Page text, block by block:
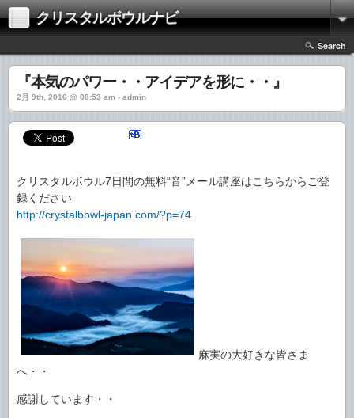
クリスタルボウルナビ
Search
『本気のパワー・・アイデアを形に・・』
2月 9th, 2016 @ 08:53 am › admin
クリスタルボウル7日間の無料“音”メール講座はこちらからご登
録ください
http://crystalbowl-japan.com/?p=74
麻実の大好きな皆さま
へ・・
感謝しています・・